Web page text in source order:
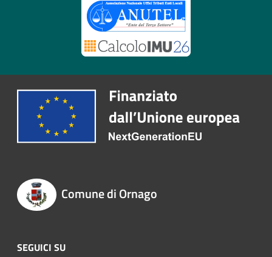
Comune di Ornago
SEGUICI SU